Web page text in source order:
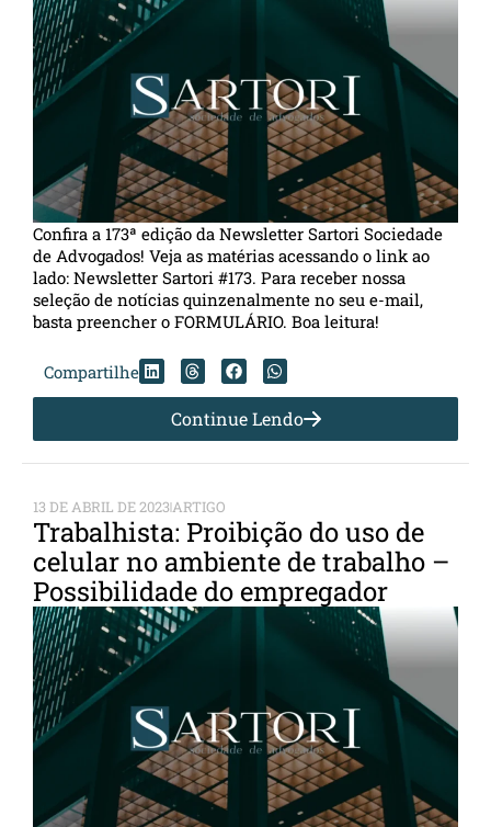
Confira a 173ª edição da Newsletter Sartori Sociedade
de Advogados! Veja as matérias acessando o link ao
lado: Newsletter Sartori #173. Para receber nossa
seleção de notícias quinzenalmente no seu e-mail,
basta preencher o FORMULÁRIO. Boa leitura!
Compartilhe
Continue Lendo
13 DE ABRIL DE 2023ARTIGO
Trabalhista: Proibição do uso de
celular no ambiente de trabalho –
Possibilidade do empregador